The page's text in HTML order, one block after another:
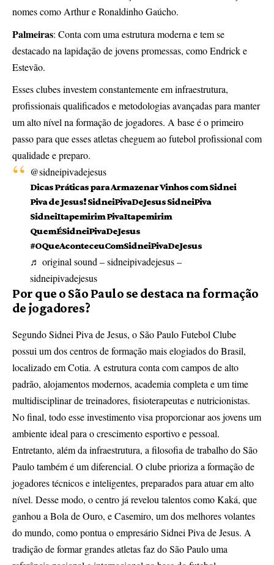
nomes como Arthur e Ronaldinho Gaúcho.
Palmeiras: Conta com uma estrutura moderna e tem se
destacado na lapidação de jovens promessas, como Endrick e
Estevão.
Esses clubes investem constantemente em infraestrutura,
profissionais qualificados e metodologias avançadas para manter
um alto nível na formação de jogadores. A base é o primeiro
passo para que esses atletas cheguem ao futebol profissional com
qualidade e preparo.
@sidneipivadejesus
Dicas Práticas para Armazenar Vinhos com Sidnei
Piva de Jesus! SidneiPivaDeJesus SidneiPiva
SidneiItapemirim PivaItapemirim
QuemÉSidneiPivaDeJesus
#OQueAconteceuComSidneiPivaDeJesus
♬ original sound – sidneipivadejesus –
sidneipivadejesus
Por que o São Paulo se destaca na formação
de jogadores?
Segundo Sidnei Piva de Jesus, o São Paulo Futebol Clube
possui um dos centros de formação mais elogiados do Brasil,
localizado em Cotia. A estrutura conta com campos de alto
padrão, alojamentos modernos, academia completa e um time
multidisciplinar de treinadores, fisioterapeutas e nutricionistas.
No final, todo esse investimento visa proporcionar aos jovens um
ambiente ideal para o crescimento esportivo e pessoal.
Entretanto, além da infraestrutura, a filosofia de trabalho do São
Paulo também é um diferencial. O clube prioriza a formação de
jogadores técnicos e inteligentes, preparados para atuar em alto
nível. Desse modo, o centro já revelou talentos como Kaká, que
ganhou a Bola de Ouro, e Casemiro, um dos melhores volantes
do mundo, como pontua o empresário Sidnei Piva de Jesus. A
tradição de formar grandes atletas faz do São Paulo uma